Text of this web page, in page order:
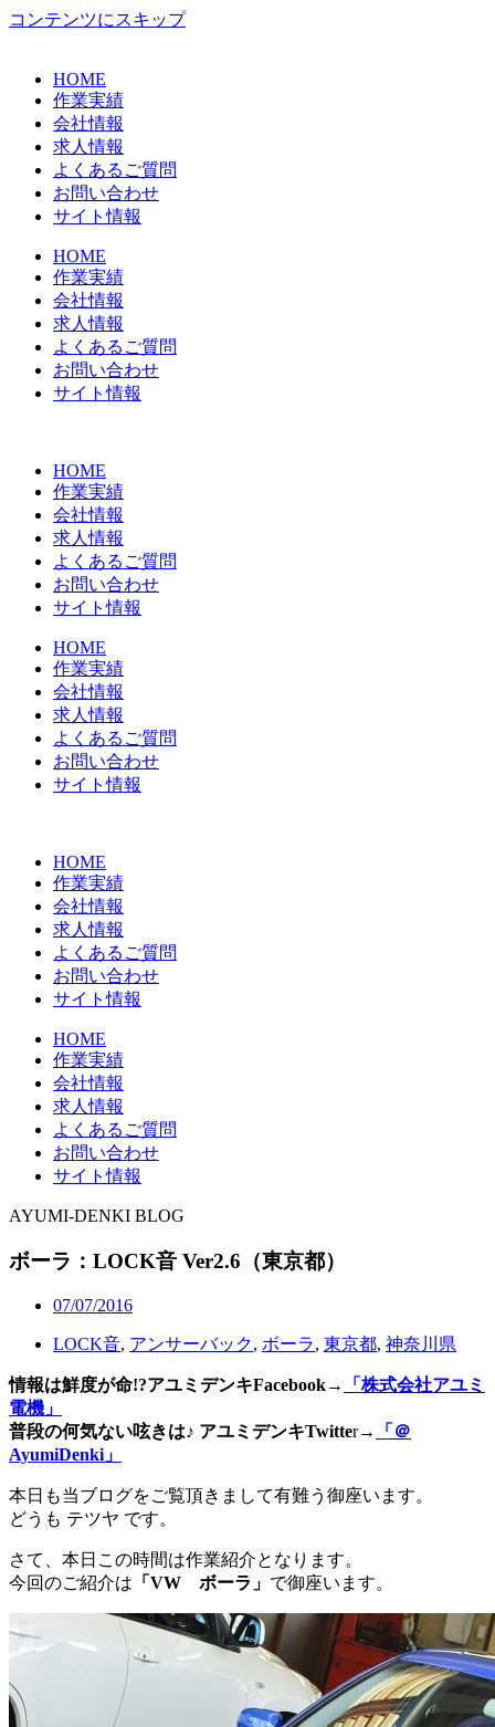
コンテンツにスキップ
HOME
作業実績
会社情報
求人情報
よくあるご質問
お問い合わせ
サイト情報
HOME
作業実績
会社情報
求人情報
よくあるご質問
お問い合わせ
サイト情報
HOME
作業実績
会社情報
求人情報
よくあるご質問
お問い合わせ
サイト情報
HOME
作業実績
会社情報
求人情報
よくあるご質問
お問い合わせ
サイト情報
HOME
作業実績
会社情報
求人情報
よくあるご質問
お問い合わせ
サイト情報
HOME
作業実績
会社情報
求人情報
よくあるご質問
お問い合わせ
サイト情報
AYUMI-DENKI BLOG
ボーラ：LOCK音 Ver2.6（東京都）
07/07/2016
LOCK音, アンサーバック, ボーラ, 東京都, 神奈川県
情報は鮮度が命!?アユミデンキFacebook→
「株式会社アユミ
電機」
普段の何気ない呟きは♪ アユミデンキTwitter→
「＠
AyumiDenki」
本日も当ブログをご覧頂きまして有難う御座います。
どうも テツヤ です。
さて、本日この時間は作業紹介となります。
今回のご紹介は 「VW ボーラ」 で御座います。